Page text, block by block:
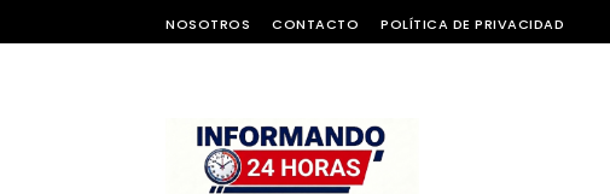
NOSOTROS CONTACTO POLÍTICA DE PRIVACIDAD